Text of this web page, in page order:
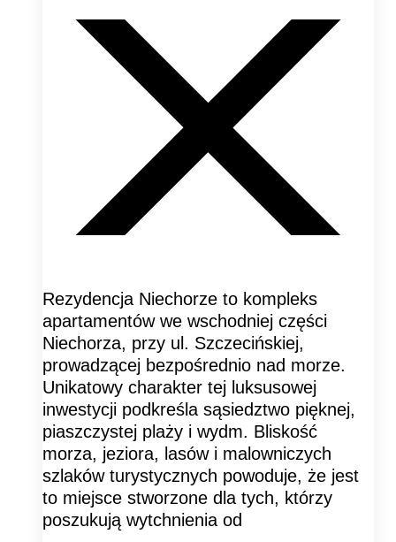
Rezydencja Niechorze to kompleks
apartamentów we wschodniej części
Niechorza, przy ul. Szczecińskiej,
prowadzącej bezpośrednio nad morze.
Unikatowy charakter tej luksusowej
inwestycji podkreśla sąsiedztwo pięknej,
piaszczystej plaży i wydm. Bliskość
morza, jeziora, lasów i malowniczych
szlaków turystycznych powoduje, że jest
to miejsce stworzone dla tych, którzy
poszukują wytchnienia od